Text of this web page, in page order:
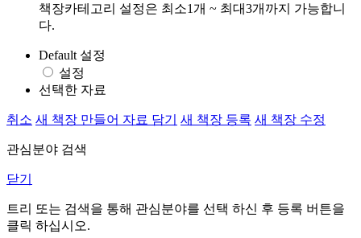
책장카테고리 설정은 최소1개 ~ 최대3개까지 가능합니
다.
Default 설정
설정
선택한 자료
취소 새 책장 만들어 자료 담기 새 책장 등록 새 책장 수정
관심분야 검색
닫기
트리 또는 검색을 통해 관심분야를 선택 하신 후 등록 버튼을
클릭 하십시오.